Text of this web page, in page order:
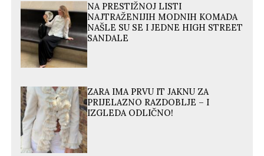
NA PRESTIŽNOJ LISTI
NAJTRAŽENIJIH MODNIH KOMADA
NAŠLE SU SE I JEDNE HIGH STREET
SANDALE
ZARA IMA PRVU IT JAKNU ZA
PRIJELAZNO RAZDOBLJE – I
IZGLEDA ODLIČNO!